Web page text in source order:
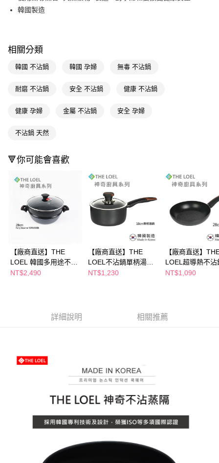
１．簡單：不需註冊會員、不需綁卡、不需儲值。
１．於結帳方式選擇「AFTEE先享後付」後，將跳轉至「AFTEE先享後付」
２．訂單成立數日內，您將收到繳費通知簡訊。
ATM／網路銀行／等多元方式進行付款，方視為交易完成。
後付繳納相關費用。
是否繳費成功／繳費後需取消欲退款等相關疑問，請聯繫「AFTEE先享後付
【注意事項】
１．透過由恩沛科技股份有限公司提供之「AFTEE先享後付」服務完成之交
易，需依本服務之必要範圍內提供個人資料，並將交易相關給付款項請求債
權轉讓予恩沛科技股份有限公司。
２．關於個人資料處理事宜，請瀏覽以下網址：
https://aftee.tw/terms/#terms3
３．未成年的使用者請事先徵得法定代理人或監護人之同意方可使用
「AFTEE先享後付」，若未經同意申辦者引起之損失，本公司不負相關責
任。
４．使用「AFTEE先享後付」時，將依據個別帳號之用戶狀況，依本公司即
請求用戶進行身份認證。
５．嚴禁一人註冊多個帳號或使用他人資訊註冊。若發現惡意使用之情形，
恩沛科技股份有限公司將有權停止該用戶之使用額度並採取法律行動。
宅配(廠商直送🚚)
每筆NT$300
韓國製造
相關分類
韓國 不沾鍋 韓國 孕婦 無毒 不沾鍋
耐磨 不沾鍋 安全 不沾鍋 健康 不沾鍋
健康 孕婦 金屬 不沾鍋 安全 孕婦
不沾鍋 天然
🔻你可能會喜歡
【廠商直送】THE
LOEL 韓國多用途不沾
蒸鍋套裝28cm
NT$2,490
【廠商直送】THE
LOEL不沾鍋單柄湯鍋
含蓋18cm
NT$1,230
【廠商直送】
LOEL超導熱不沾
底鍋28cm
NT$1,090
詳細說明 相關推薦